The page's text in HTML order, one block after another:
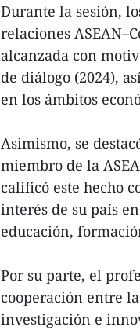
Durante la sesión,
relaciones
alcanzada con
de diálogo (2024),
en los ámbitos
Asimismo, se
miembro de la
calificó este hecho
interés de su país
educación,
Por su parte, el
cooperación entre
investigación e